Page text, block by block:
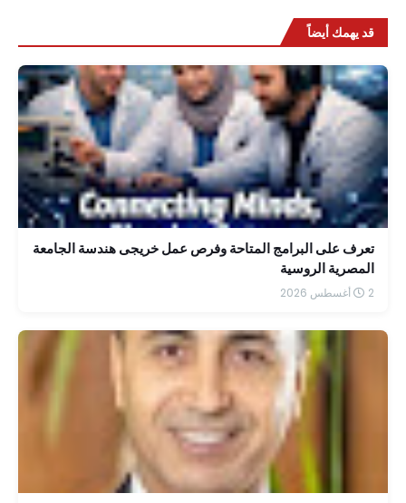
قد يهمك أيضاً
تعرف على البرامج المتاحة وفرص عمل خريجى هندسة الجامعة
المصرية الروسية
2 أغسطس 2026